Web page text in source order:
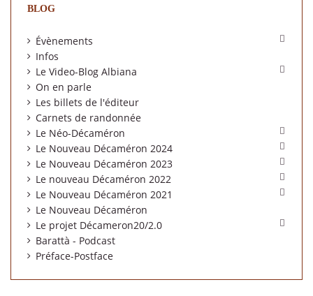
BLOG
Évènements 
Infos
Le Video-Blog Albiana

On en parle
Les billets de l'éditeur
Carnets de randonnée
Le Néo-Décaméron

Le Nouveau Décaméron 2024 
Le Nouveau Décaméron 2023 
Le nouveau Décaméron 2022 
Le Nouveau Décaméron 2021 
Le Nouveau Décaméron
Le projet Décameron20/2.0

Barattà - Podcast
Préface-Postface